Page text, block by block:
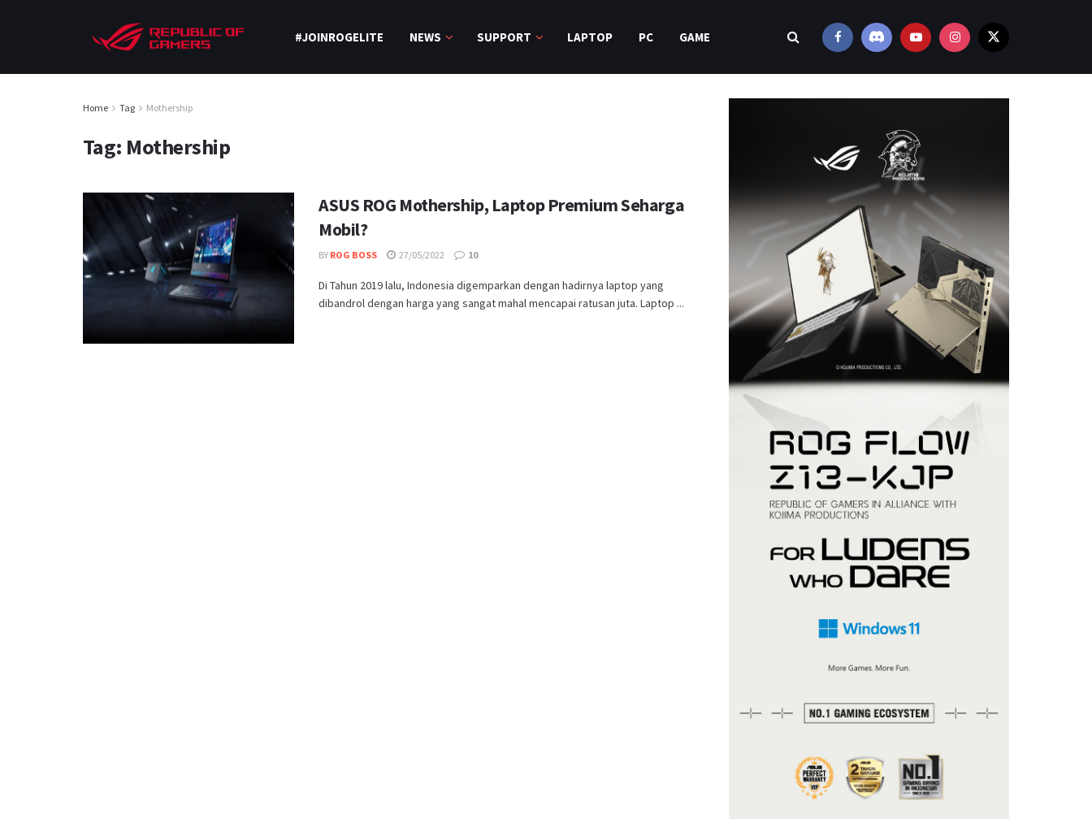
#JOINROGELITE NEWS SUPPORT LAPTOP PC GAME
Home Tag Mothership
Tag: Mothership
ASUS ROG Mothership, Laptop Premium Seharga
Mobil?
BY ROG BOSS 27/05/2022 10
Di Tahun 2019 lalu, Indonesia digemparkan dengan hadirnya laptop yang
dibandrol dengan harga yang sangat mahal mencapai ratusan juta. Laptop ...